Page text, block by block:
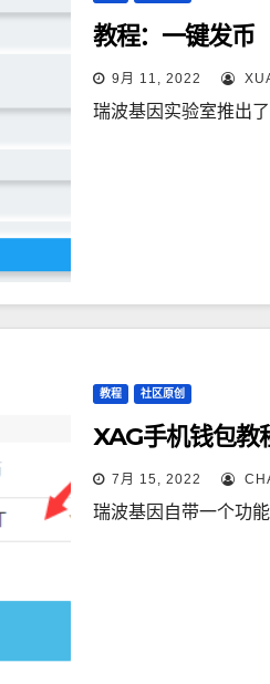
教程：一键发币
9月 11, 2022
瑞波基因实验室推出
教程 社区原创
XAG手机钱包教
7月 15, 2022
瑞波基因自带一个功